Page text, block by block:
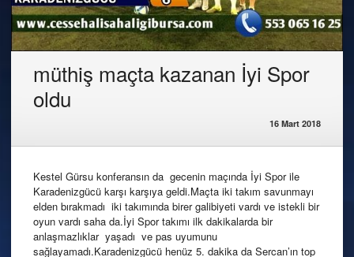
müthiş maçta kazanan İyi Spor
oldu
16 Mart 2018
Kestel Gürsu konferansın da gecenin maçında İyi Spor ile
Karadenizgücü karşı karşıya geldi.Maçta iki takım savunmayı
elden bırakmadı iki takımında birer galibiyeti vardı ve istekli bir
oyun vardı saha da.İyi Spor takımı ilk dakikalarda bir
anlaşmazlıklar yaşadı ve pas uyumunu
sağlayamadı.Karadenizgücü henüz 5. dakika da Sercan’ın top